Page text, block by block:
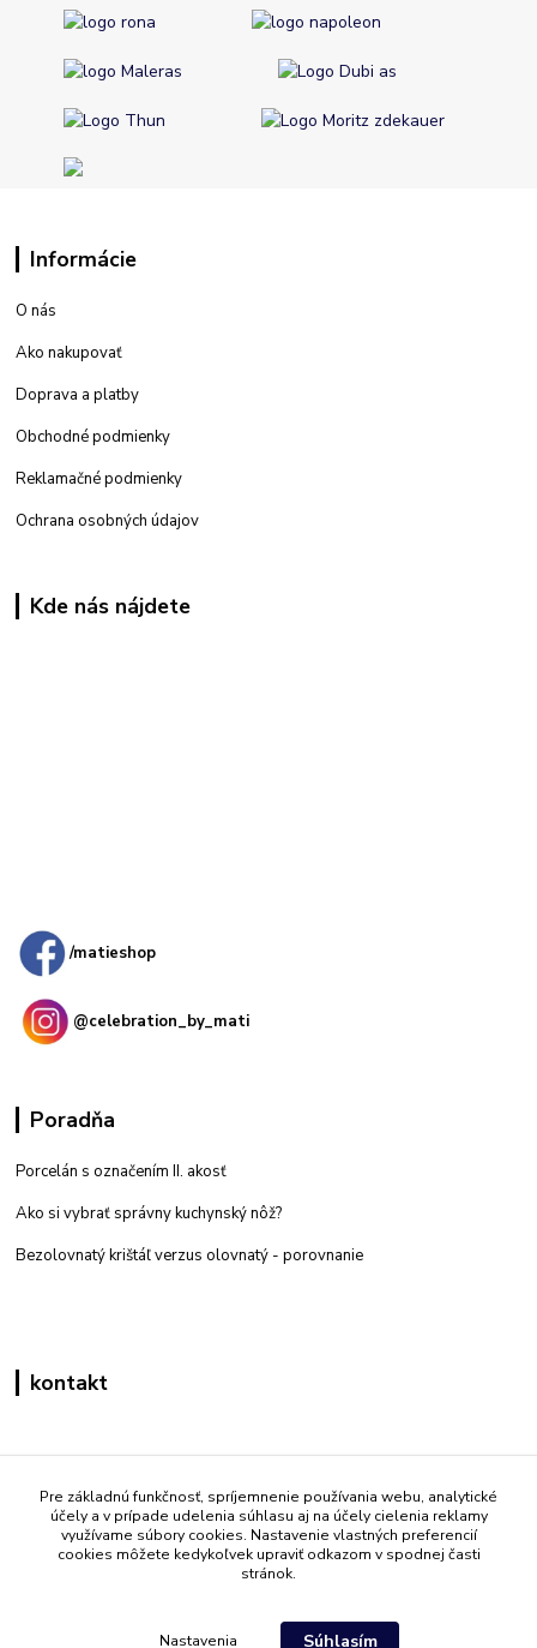
Informácie
O nás
Ako nakupovať
Doprava a platby
Obchodné podmienky
Reklamačné podmienky
Ochrana osobných údajov
Kde nás nájdete
/matieshop
@celebration_by_mati
Poradňa
Porcelán s označením II. akosť
Ako si vybrať správny kuchynský nôž?
Bezolovnatý krištáľ verzus olovnatý - porovnanie
kontakt
+421 908 861 051
(Po - Pia 7:30-15:30)
info@mati.sk
Pre základnú funkčnosť, spríjemnenie používania webu, analytické
účely a v prípade udelenia súhlasu aj na účely cielenia reklamy
využívame súbory cookies. Nastavenie vlastných preferencií
cookies môžete kedykoľvek upraviť odkazom v spodnej časti
stránok.
Nastavenia Súhlasím